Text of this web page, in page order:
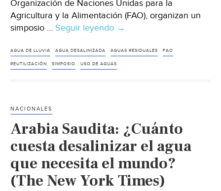
Organización de Naciones Unidas para la
Agricultura y la Alimentación (FAO), organizan un
simposio … Seguir leyendo España:
un
de
aguas
no
convencionales”
(agroclm)
→
AGUA DE LLUVIA AGUA DESALINIZADA AGUAS RESIDUALES FAO
REUTILIZACIÓN SIMPOSIO USO DE AGUAS
NACIONALES
Arabia Saudita: ¿Cuánto
cuesta desalinizar el agua
que necesita el mundo?
(The New York Times)